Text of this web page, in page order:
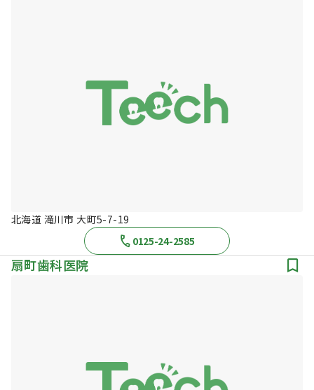
北海道 滝川市 大町5-7-19
0125-24-2585
扇町歯科医院